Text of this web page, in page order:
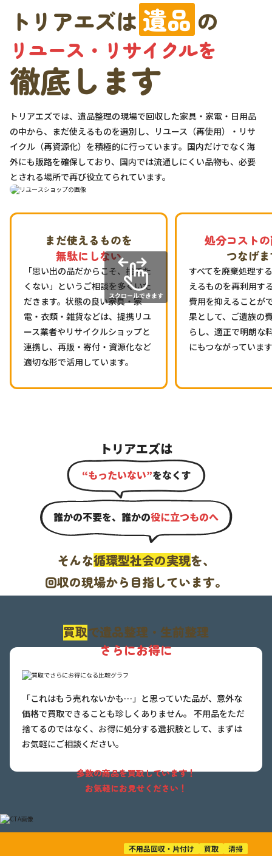
トリアエズは 遺品 の
リユース・リサイクルを
徹底します
トリアエズでは、遺品整理の現場で回収した家具・家電・日用品
の中から、まだ使えるものを選別し、リユース（再使用）・リサ
イクル（再資源化）を積極的に行っています。国内だけでなく海
外にも販路を確保しており、国内では流通しにくい品物も、必要
とされる場所で再び役立てられています。
まだ使えるものを
無駄にしない
「思い出の品だからこそ、捨てた
くない」というご相談を多くいた
だきます。状態の良い家具・家
電・衣類・雑貨などは、提携リユ
ース業者やリサイクルショップと
連携し、再販・寄付・資源化など
適切な形で活用しています。
処分コスト
つなげ
すべてを廃棄処理す
えるものを再利用す
費用を抑えることが
果として、ご遺族の
らし、適正で明朗な
にもつながっていま
トリアエズは
誰かの不要を、誰かの役に立つものへ
をなくす
“もったいない”
そんな循環型社会の実現を、
回収の現場から目指しています。
買取で遺品整理・生前整理
さらにお得に
「これはもう売れないかも…」と思っていた品が、意外な
価格で買取できることも珍しくありません。 不用品をただ
捨てるのではなく、お得に処分する選択肢として、まずは
お気軽にご相談ください。
多数の商品を買取しています！
お気軽にお見せください！
不用品回収・片付け 買取 清掃